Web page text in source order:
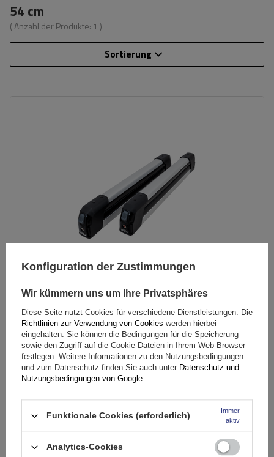
54 cm
( Anzahl der Produkte: 1 )
Sortierung
4 Paar Ski oder 2 Snowboards
75,99 €inkl. MwSt
Große Menge verfügbar Wir versenden schon am
Warenkorb
Konfiguration der Zustimmungen
Wir kümmern uns um Ihre Privatsphäres
Diese Seite nutzt Cookies für verschiedene Dienstleistungen. Die
Richtlinien zur Verwendung von Cookies werden hierbei
eingehalten. Sie können die Bedingungen für die Speicherung
sowie den Zugriff auf die Cookie-Dateien in Ihrem Web-Browser
festlegen. Weitere Informationen zu den Nutzungsbedingungen
und zum Datenschutz finden Sie auch unter Datenschutz und
Nutzungsbedingungen von Google.
Funktionale Cookies (erforderlich)
Immer
aktiv
Analytics-Cookies